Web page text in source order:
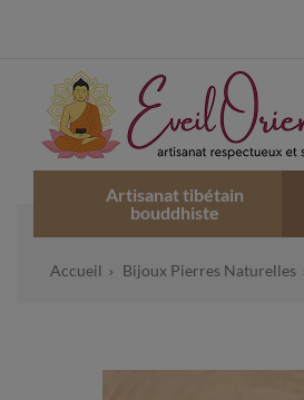
Artisanat tibétain
bouddhiste
Accueil Bijoux Pierres Naturelles